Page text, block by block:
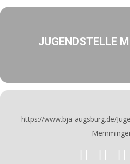
JUGENDSTELLE
https://www.bja-augsburg.de/